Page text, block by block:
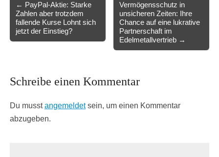
navigation
← PayPal-Aktie: Starke
Zahlen aber trotzdem
fallende Kurse Lohnt sich
jetzt der Einstieg?
Vermögensschutz in
unsicheren Zeiten: Ihre
Chance auf eine lukrative
Partnerschaft im
Edelmetallvertrieb →
Schreibe einen Kommentar
Du musstangemeldetsein, um einen Kommentar
abzugeben.